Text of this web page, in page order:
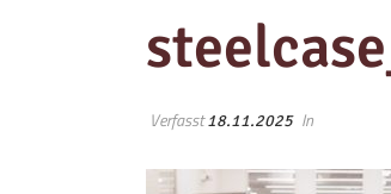
Verfasst18.11.2025 In